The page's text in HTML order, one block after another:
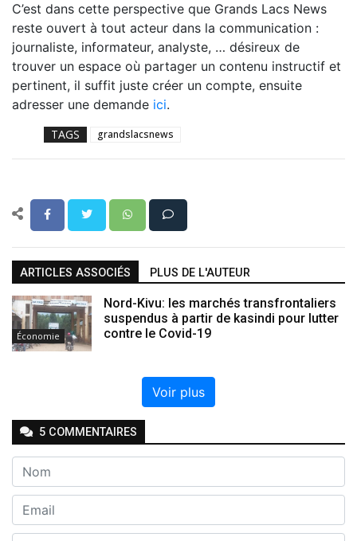
C’est dans cette perspective que Grands Lacs News
reste ouvert à tout acteur dans la communication :
journaliste, informateur, analyste, … désireux de
trouver un espace où partager un contenu instructif et
pertinent, il suffit juste créer un compte, ensuite
adresser une demande ici.
TAGS grandslacsnews
ARTICLES ASSOCIÉS PLUS DE L'AUTEUR
Économie
Nord-Kivu: les marchés transfrontaliers
suspendus à partir de kasindi pour lutter
contre le Covid-19
Voir plus
5 COMMENTAIRES